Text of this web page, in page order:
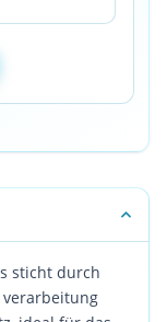
sticht durch